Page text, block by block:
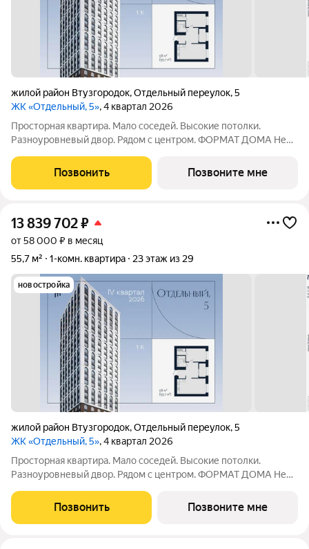
жилой район Втузгородок,Отдельный переулок,5
ЖК «Отдельный, 5», 4 квартал 2026
Просторная квартира. Мало соседей. Высокие потолки.
Разноуровневый двор. Рядом с центром. ФОРМАТ ДОМА Не
квартиры Принципиальное отсутствие студий Лобби с
рецепцией безопасность и удобство
Позвонить Позвоните мне
13 839 702₽
от 58 000 ₽ в месяц
55,7 м²
1-комн. квартира 23 этаж из 29
новостройка
жилой район Втузгородок,Отдельный переулок,5
ЖК «Отдельный, 5», 4 квартал 2026
Просторная квартира. Мало соседей. Высокие потолки.
Разноуровневый двор. Рядом с центром. ФОРМАТ ДОМА Не
квартиры Принципиальное отсутствие студий Лобби с
рецепцией безопасность и удобство
Позвонить Позвоните мне